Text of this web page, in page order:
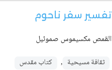
تفسير سفر ناحوم
القمص مكسيموس صموئيل
ثقافة مسيحية , كتاب مقدس